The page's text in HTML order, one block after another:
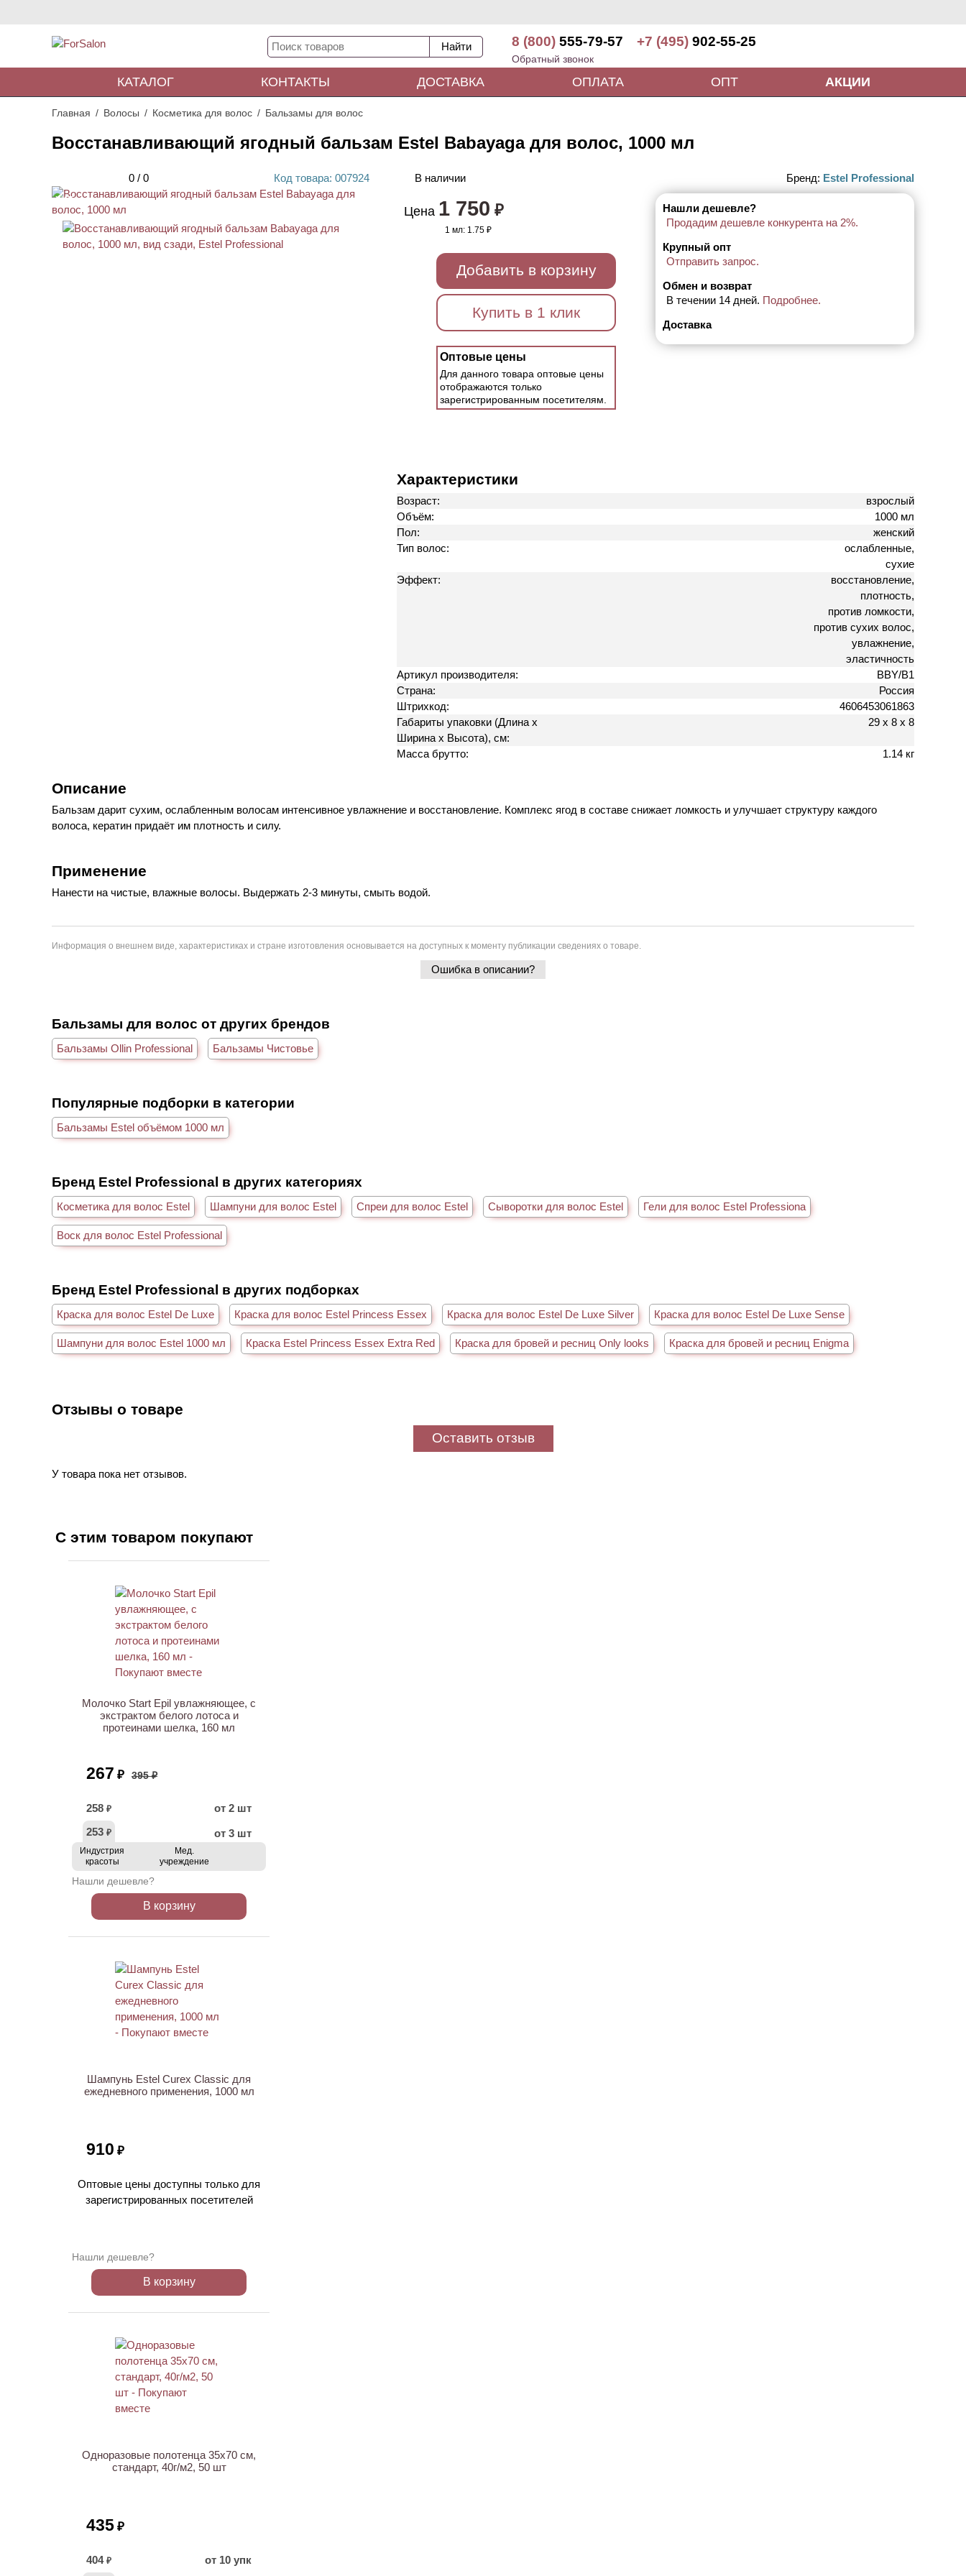
8 (800) 555-79-57 +7 (495) 902-55-25
Обратный звонок
КАТАЛОГ КОНТАКТЫ ДОСТАВКА ОПЛАТА ОПТ АКЦИИ
Главная Волосы Косметика для волос Бальзамы для волос
Восстанавливающий ягодный бальзам Estel Babayaga для волос, 1000 мл
0 / 0 Код товара: 007924
ХИТ
В наличии Бренд: Estel Professional
Цена 1 750 ₽
1 мл: 1.75 ₽
Добавить в корзину
Купить в 1 клик
Оптовые цены
Для данного товара оптовые цены
отображаются только
зарегистрированным посетителям.
Нашли дешевле?
Продадим дешевле конкурента на 2%.
Крупный опт
Отправить запрос.
Обмен и возврат
В течении 14 дней. Подробнее.
Доставка
Характеристики
Возраст:
взрослый
Объём:
1000 мл
Пол:
женский
Тип волос:
ослабленные,
сухие
Эффект:
восстановление,
плотность,
против ломкости,
против сухих волос,
увлажнение,
эластичность
Артикул производителя:
BBY/B1
Страна:
Россия
Штрихкод:
4606453061863
Габариты упаковки (Длина х
Ширина х Высота), см:
29 х 8 х 8
Масса брутто: 1.14 кг
Описание
Бальзам дарит сухим, ослабленным волосам интенсивное увлажнение и восстановление. Комплекс ягод в составе снижает ломкость и улучшает структуру каждого
волоса, кератин придаёт им плотность и силу.
Применение
Нанести на чистые, влажные волосы. Выдержать 2-3 минуты, смыть водой.
Информация о внешнем виде, характеристиках и стране изготовления основывается на доступных к моменту публикации сведениях о товаре.
Ошибка в описании?
Бальзамы для волос от других брендов
Бальзамы Ollin Professional Бальзамы Чистовье
Популярные подборки в категории
Бальзамы Estel объёмом 1000 мл
Бренд Estel Professional в других категориях
Косметика для волос Estel Шампуни для волос Estel Спреи для волос Estel Сыворотки для волос Estel Гели для волос Estel Professiona
Воск для волос Estel Professional
Бренд Estel Professional в других подборках
Краска для волос Estel De Luxe Краска для волос Estel Princess Essex Краска для волос Estel De Luxe Silver Краска для волос Estel De Luxe Sense
Шампуни для волос Estel 1000 мл Краска Estel Princess Essex Extra Red Краска для бровей и ресниц Only looks Краска для бровей и ресниц Enigma
Отзывы о товаре
Оставить отзыв
У товара пока нет отзывов.
С этим товаром покупают
Молочко Start Epil увлажняющее, с
экстрактом белого лотоса и
протеинами шелка, 160 мл
267 ₽ 395 ₽
258 ₽
от 2 шт
253 ₽ от 3 шт
Индустрия
красоты
Мед.
учреждение
Нашли дешевле?
В корзину
Шампунь Estel Curex Classic для
ежедневного применения, 1000 мл
910 ₽
Оптовые цены доступны только для
зарегистрированных посетителей
Нашли дешевле?
В корзину
Одноразовые полотенца 35х70 см,
стандарт, 40г/м2, 50 шт
435 ₽
404 ₽ от 10 упк